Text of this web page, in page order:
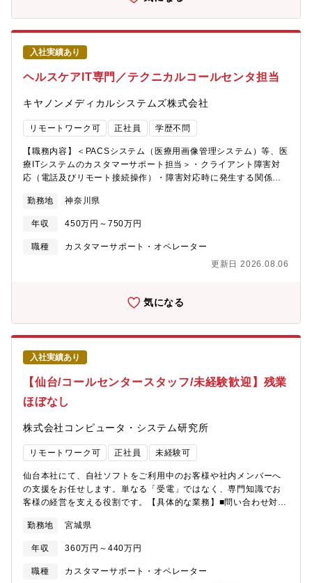
に対し、サービス利用方法や各種手続きについて対応。(2) WEB
FAQの作成・更新問い合わせ内容の傾向を分析し、自己解決率向
上を目的としたFAQ拡充を推進。(3) 告知メール・制度対応に関す
る全体施策業界の制度変更や機能アップデートなど、全加盟店に
関わる情報発信・施策運用(4) 業務改善（RPA 活用含む）問い合
わせフローや事務業務における課題を発見し、RPA導入含む改善
案の提案から実装までをリード。＜外部機関が認める対応力＞当
社は、世界最大級のサポートサービス業界団体 HDI（HDI-
Japan）が主催する「HDI格付けベンチマーク（クオリティ格付
け：メール）」で3年連続 三つ星を獲得。「顧客に寄り添う姿
勢」「丁寧なフォローアップ」が評価され、外部からも高品質な
サポートとして認められています。■募集背景キャッシュレス決済
の普及が進み、加盟店の業種や規模も多様化する中で、求められ
るサポート内容は高度化しています。変化に対応し、より高品質
ョンの魅力・FinTech領域で、顧客対応からFAQ設計・業務改善ま
や施策運営にも関われる成長環境がある・HDI三つ星の高品質サポ
ート組織で、実践的でハイレベルな顧客対応スキルを習得できる■
けられるよう、高品質で安定したカスタマーサポートを提供する
加盟店のニーズ・困りごとを把握し、新しいサービス利用につな
がるリードを獲得すること■期待役割・既存加盟店へのメールベー
スのアフターサポートを中心となって担い、スムーズな課題解決
を実現する・問い合わせ対応だけでなく、FAQ整備・ナレッジ
化・プロセス改善を主体的に推進し、自己解決率を向上させる・
告知メールや制度対応などの全体施策を運用し、正確かつ迅速な
情報提供を行う・既存フローの課題抽出、RPA 等を含む改善策の
提案から実装までをリードする■キャリアパスまずはメンバーとし
て、問い合わせ対応や手続き業務を通じて、サービス知識・業界
ループのリーダーとして、運用改善や施策推進などをリードして
可能です。■配属部署Account Management UnitCustomer
入社実績あり
ヘルスケアIT専門／テクニカルコールセンタ担当
キヤノンメディカルシステムズ株式会社
リモートワーク可 正社員 学歴不問
【職務内容】＜PACSシステム（医療用画像管理システム）等、医
療ITシステムのカスタマーサポート担当＞・クライアント障害対
応（電話及びリモート接続操作）・障害対応時に発生する関係部
（応対効率化、スタッフの成果向上策、研修プログラムや顧客満
足度向上施策などを検討、実施）・FAQ記事の作成、修正・KPI、
品質管理【働きかた】本ポジションはシフト制の勤務となりま
す。A勤⇒7:00～15:30B勤⇒8:00～16:30C勤⇒9:00～17:30D勤
は、7:00～21:00（平日・土・日祝含む） となります。（25年7
す。但し、土日・祝日出勤の場合は月内に代休を取得していただ
くように予めシフトに組み込んでおります。【募集背景】テクニ
カルコールセンタとして提供する技術範囲の拡大組織構成の適正
化に向けた採用【配属先（予定）】サービス本部フィールドサポ
ート第四部(全体で49名程度）
勤務地 神奈川県
年収 450万円～750万円
職種
カスタマーサポート・オペレーター
更新日 2026.08.06
気になる
入社実績あり
【仙台/コールセンタースタッフ/未経験歓迎】残業
ほぼなし
株式会社コンピュータ・システム研究所
リモートワーク可 正社員 未経験可
仙台本社にて、自社ソフトをご利用中のお客様や社内メンバーへ
の支援をお任せします。単なる「受電」ではなく、専門知識でお
客様の経営を支える役割です。【具体的な業務】■問い合わせ対
丁寧に行います。■データの整備： データのメンテナンス、効率
的なサポート体制の構築。■現場との連携： 現場で活動するフィ
ールドサポート職と密に連携し、お客様の目的達成（工事の受注
など）をバックアップします。【当社の商品について】私たちが
勤務地 宮城県
年収 360万円～440万円
職種
カスタマーサポート・オペレーター